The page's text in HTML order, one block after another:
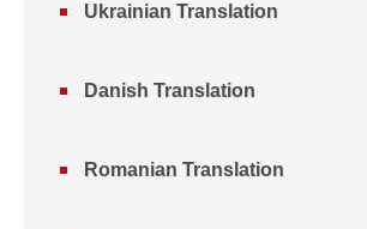
Ukrainian Translation
Danish Translation
Romanian Translation